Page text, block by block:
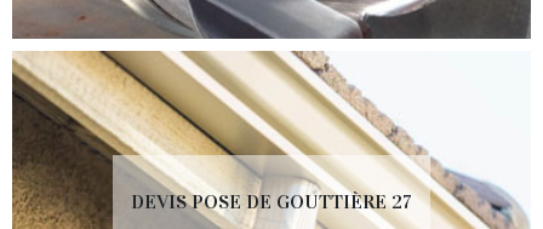
DEVIS POSE DE GOUTTIÈRE 27